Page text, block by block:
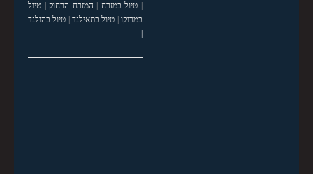
טיול במזרח המזרח הרחוק| טיול
במרוקו| טיול בתאילנד| טיול בהולנד